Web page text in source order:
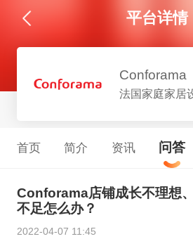
平台详情
Conforama
法国家庭家居
首页 简介 资讯 问答
Conforama店铺成长不理想
不足怎么办？
2022-04-07 11:45